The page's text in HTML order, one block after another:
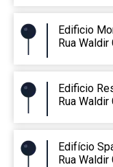
Edificio
Rua
Edificio
Rua
Edifício
Rua